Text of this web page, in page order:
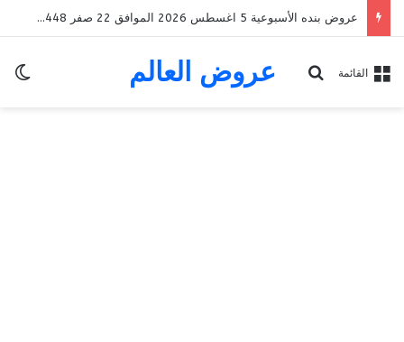
عروض التميمي المدينة المنورة الأسبوعية 5 اغسطس 2026 الموافق 22 صفر 1448 Back To School
عروض العالم القائمة بحث عن